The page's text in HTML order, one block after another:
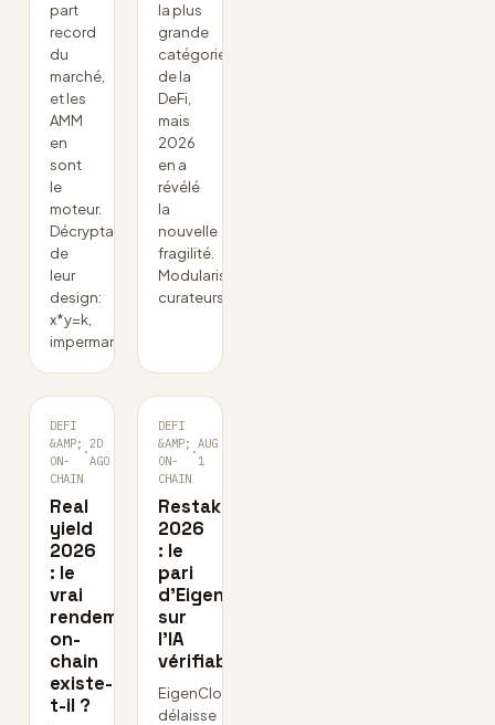
part
record
du
marché,
et les
AMM
en
sont
le
moteur.
Décryptage
de
leur
design:
x*y=k,
impermanent…
la plus
grande
catégorie
de la
DeFi,
mais
2026
en a
révélé
la
nouvelle
fragilité.
Modularisation,
curateurs…
DEFI
&AMP;
ON-
CHAIN
·
2D
AGO
Real
yield
2026
: le
vrai
rendement
on-
chain
existe-
t-il ?
DEFI
&AMP;
ON-
CHAIN
·
AUG
1
Restaking
2026
: le
pari
d’EigenCloud
sur
l’IA
vérifiable
EigenCloud
délaisse